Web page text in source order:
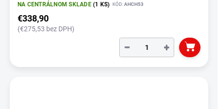
NA CENTRÁLNOM SKLADE(1 KS) KÓD:AHCH53
€338,90
(€275,53 bez DPH)
+
−